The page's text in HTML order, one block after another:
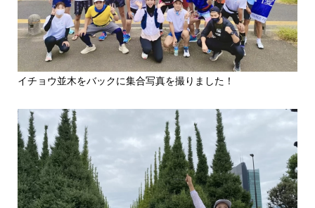
イチョウ並木をバックに集合写真を撮りました！